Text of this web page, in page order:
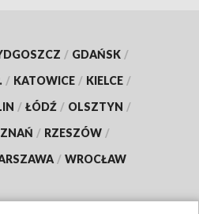
/ GDAŃSK /
/ KATOWICE / KIELCE /
/ ŁÓDŹ / OLSZTYN /
/ RZESZÓW /
/ WROCŁAW